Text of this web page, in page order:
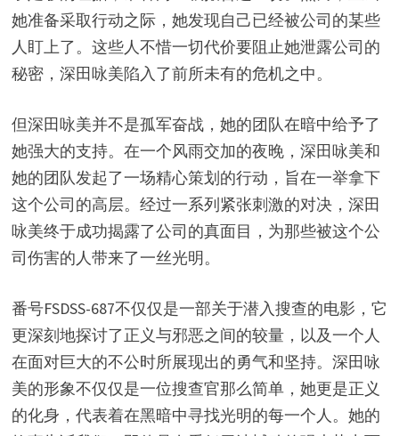
她准备采取行动之际，她发现自己已经被公司的某些
人盯上了。这些人不惜一切代价要阻止她泄露公司的
秘密，深田咏美陷入了前所未有的危机之中。
但深田咏美并不是孤军奋战，她的团队在暗中给予了
她强大的支持。在一个风雨交加的夜晚，深田咏美和
她的团队发起了一场精心策划的行动，旨在一举拿下
这个公司的高层。经过一系列紧张刺激的对决，深田
咏美终于成功揭露了公司的真面目，为那些被这个公
司伤害的人带来了一丝光明。
番号FSDSS-687不仅仅是一部关于潜入搜查的电影，它
更深刻地探讨了正义与邪恶之间的较量，以及一个人
在面对巨大的不公时所展现出的勇气和坚持。深田咏
美的形象不仅仅是一位搜查官那么简单，她更是正义
的化身，代表着在黑暗中寻找光明的每一个人。她的